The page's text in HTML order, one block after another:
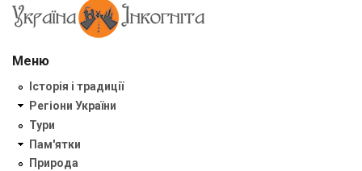
Меню
Історія і традиції
Регіони України
Тури
Пам'ятки
Природа